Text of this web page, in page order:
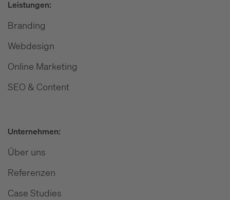
Leistungen:
Branding
Webdesign
Online Marketing
SEO & Content
Unternehmen:
Über uns
Referenzen
Case Studies